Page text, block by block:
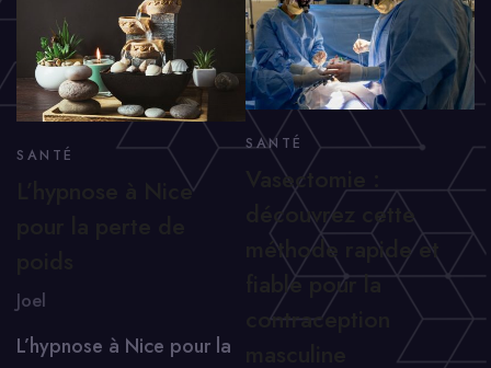
SANTÉ
L’hypnose à Nice
Joel
L’hypnose à Nice pour la
SANTÉ
Vasectomie :
découvrez cette
méthode rapide et
fiable pour la
contraception